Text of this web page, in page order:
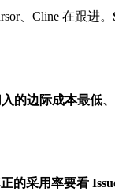
、Cline 在跟进。
的边际成本最低
的采用率要看